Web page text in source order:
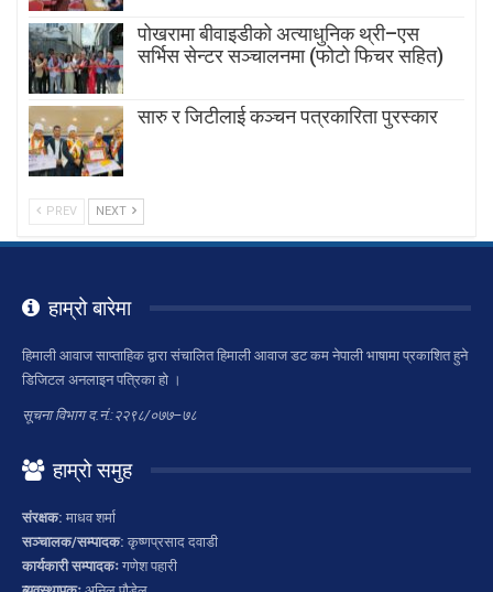
पोखरामा बीवाइडीको अत्याधुनिक थ्री–एस
सर्भिस सेन्टर सञ्चालनमा (फोटो फिचर सहित)
सारु र जिटीलाई कञ्चन पत्रकारिता पुरस्कार
PREV NEXT
हाम्रो बारेमा
हिमाली आवाज साप्ताहिक द्वारा संचालित हिमाली आवाज डट कम नेपाली भाषामा प्रकाशित हुने
डिजिटल अनलाइन पत्रिका हो ।
सूचना विभाग द.नं.:२२९८/०७७–७८
हाम्रो समुह
संरक्षक: माधव शर्मा
सञ्चालक/सम्पादक: कृष्णप्रसाद दवाडी
कार्यकारी सम्पादकः गणेश पहारी